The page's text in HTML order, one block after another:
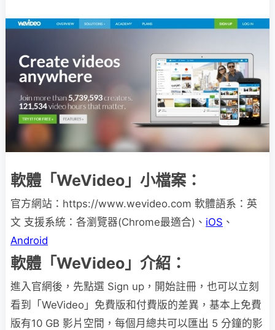
軟體「WeVideo」小檔案：
官方網站：https://www.wevideo.com 軟體語系：英
文 支援系統：各瀏覽器(Chrome最適合)、 iOS 、
Android
軟體「WeVideo」介紹：
進入官網後，先點選 Sign up，開始註冊，也可以立刻
看到「WeVideo」免費版和付費版的差異，基本上免費
版有10 GB 影片空間，每個月總共可以匯出 5 分鐘的影